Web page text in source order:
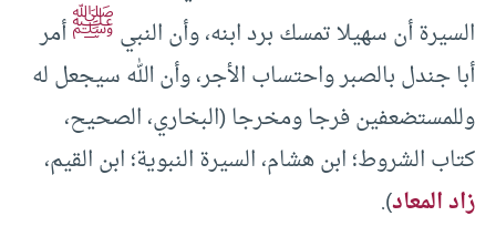
السيرة أن سهيلا تمسك برد ابنه، وأن النبيﷺأمر
أبا جندل بالصبر واحتساب الأجر، وأن الله سيجعل له
وللمستضعفين فرجا ومخرجا (البخاري، الصحيح،
كتاب الشروط؛ ابن هشام، السيرة النبوية؛ ابن القيم،
زاد المعاد).